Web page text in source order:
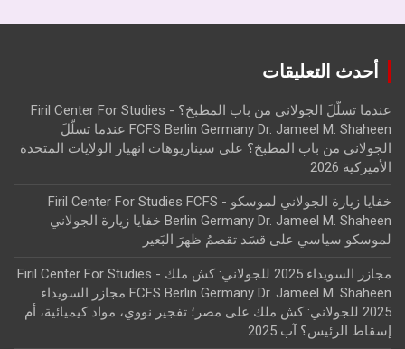
أحدث التعليقات
عندما تسلّلَ الجولاني من باب المطبخ؟ - Firil Center For Studies
FCFS Berlin Germany Dr. Jameel M. Shaheen عندما تسلّلَ
الجولاني من باب المطبخ؟ على سيناريوهات انهيار الولايات المتحدة
الأميركية 2026
خفايا زيارة الجولاني لموسكو - Firil Center For Studies FCFS
Berlin Germany Dr. Jameel M. Shaheen خفايا زيارة الجولاني
لموسكو سياسي على قسَد تقصمُ ظهرَ البَعير
مجازر السويداء 2025 للجولاني: كش ملك - Firil Center For Studies
FCFS Berlin Germany Dr. Jameel M. Shaheen مجازر السويداء
2025 للجولاني: كش ملك
على مصر؛ تفجير نووي، مواد كيميائية، أم
إسقاط الرئيس؟ آب 2025